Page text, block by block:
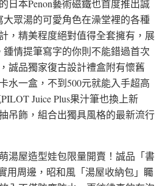
日本Penon藝術磁鐵也首度推出誠
眾湯的可愛角色在澡堂裡的各種
，精美程度絕對值得全套擁有，展
情提筆寫字的你則不能錯過首次
誠品獨家復古設計禮盒附有懷舊
水一盒，不到500元就能入手超高
Juice Plus果汁筆也換上新
吊飾，組合出獨具風格的最新流行
湯屋造型娃包限量開賣！誠品「書
用周邊，昭和風「湯屋收納包」矚